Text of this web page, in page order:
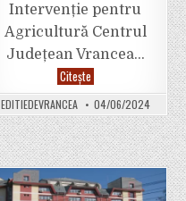
Intervenție pentru
Agricultură Centrul
Județean Vrancea…
Citește7
iunie
termenul
limită
pentru
depunerea
cererii
de
plată
în
Campania
EDITIEDEVRANCEA 04/06/2024